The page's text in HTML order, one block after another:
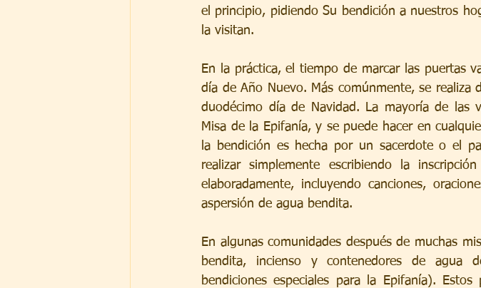
el principio, pidiendo Su bendición a nuestros
la visitan.
En la práctica, el tiempo de marcar las puertas
día de Año Nuevo. Más comúnmente, se realiza
duodécimo día de Navidad. La mayoría de las
Misa de la Epifanía, y se puede hacer en
la bendición es hecha por un sacerdote o el
realizar simplemente escribiendo la
elaboradamente, incluyendo canciones,
aspersión de agua bendita.
En algunas comunidades después de muchas
bendita, incienso y contenedores de agua
bendiciones especiales para la Epifanía).